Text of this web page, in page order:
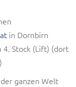
in Dornbirn
4. Stock (Lift) (dort
ganzen Welt